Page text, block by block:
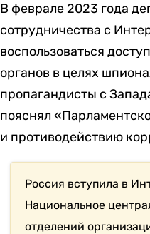
В феврале 2023 года
сотрудничества с
воспользоваться
органов в целях
пропагандисты с
пояснял
и противодействию
Россия вступила в
Национальное
отделений